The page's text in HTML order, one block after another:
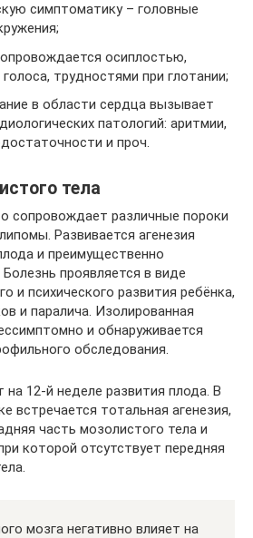
симптоматику – головные
осиплостью,
трудностями при глотании;
в области сердца вызывает
патологий: аритмии,
и проч.
тела
сопровождает различные пороки
Развивается агенезия
и преимущественно
проявляется в виде
и психического развития ребёнка,
и паралича. Изолированная
и обнаруживается
обследования.
на 12-й неделе развития плода. В
встречается тотальная агенезия,
часть мозолистого тела и
которой отсутствует передняя
мозга негативно влияет на